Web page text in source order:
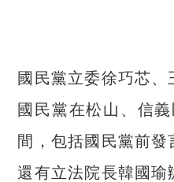
國民黨立委徐巧芯、
國民黨在松山、信
間，包括國民黨前發
還有立法院長韓國瑜